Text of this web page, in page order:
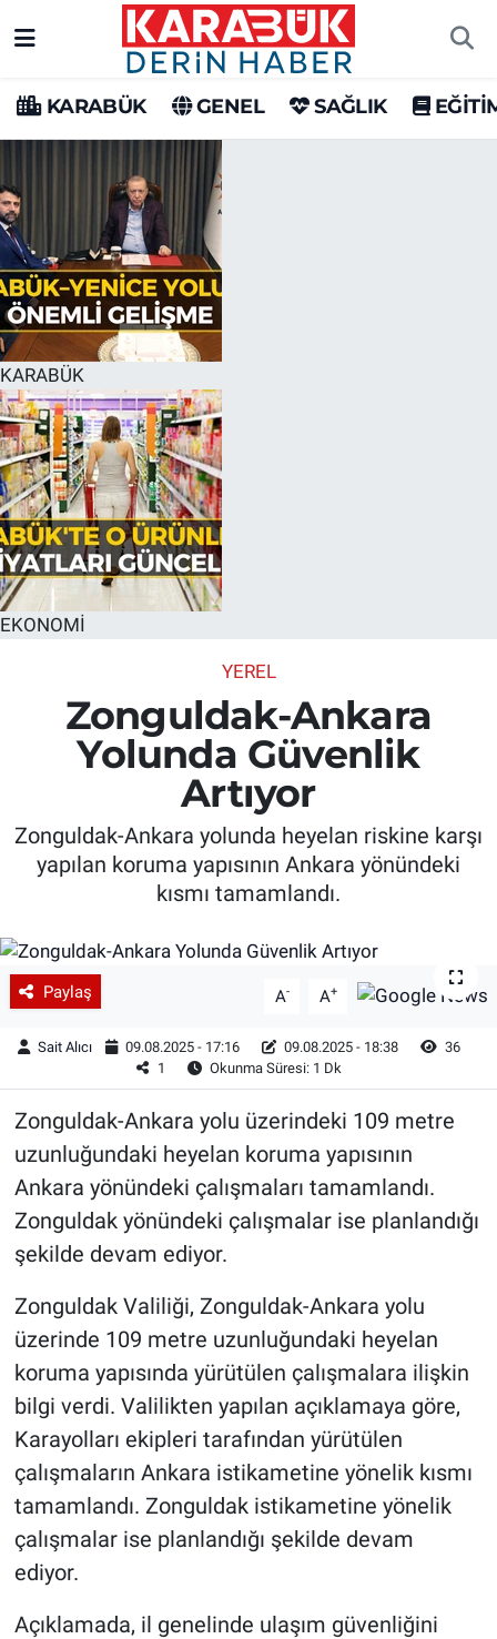
KARABÜK GENEL SAĞLIK
KARABÜK
EKONOMİ
YEREL
Zonguldak-Ankara
Yolunda Güvenlik
Artıyor
Zonguldak-Ankara yolunda heyelan riskine karşı
yapılan koruma yapısının Ankara yönündeki
kısmı tamamlandı.
Paylaş A- A+
Sait Alıcı 09.08.2025 - 17:16 09.08.2025 - 18:38
36
1
Okunma Süresi: 1 Dk
Zonguldak-Ankara yolu üzerindeki 109 metre
uzunluğundaki heyelan koruma yapısının
Ankara yönündeki çalışmaları tamamlandı.
Zonguldak yönündeki çalışmalar ise planlandığı
şekilde devam ediyor.
Zonguldak Valiliği, Zonguldak-Ankara yolu
üzerinde 109 metre uzunluğundaki heyelan
koruma yapısında yürütülen çalışmalara ilişkin
bilgi verdi. Valilikten yapılan açıklamaya göre,
Karayolları ekipleri tarafından yürütülen
çalışmaların Ankara istikametine yönelik kısmı
tamamlandı. Zonguldak istikametine yönelik
çalışmalar ise planlandığı şekilde devam
ediyor.
Açıklamada, il genelinde ulaşım güvenliğini
Karabük Hava Durumu
Karabük Trafik Yoğunluk Haritası
Süper Lig Puan Durumu ve Fikstür
Tüm Manşetler
Son Dakika Haberleri
Haber Arşivi